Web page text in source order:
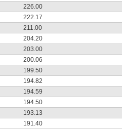
226.00
222.17
211.00
204.20
203.00
200.06
199.50
194.82
194.59
194.50
193.13
191.40